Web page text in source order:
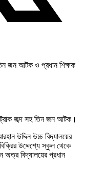
ট্রাক জব্দ সহ তিন জন আটক।
উদ্দিন উচ্চ বিদ্যালয়ের
উদ্দেশ্যে স্কুল থেকে
অত্র বিদ্যালয়ের প্রধান